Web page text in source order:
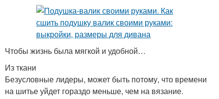
Чтобы жизнь была мягкой и удобной…
Из ткани
Безусловные лидеры, может быть потому, что времени
на шитье уйдет гораздо меньше, чем на вязание.